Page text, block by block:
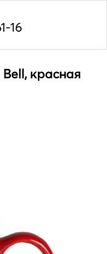
16
красная